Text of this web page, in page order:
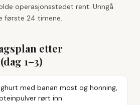
operasjonsstedet rent. Unngå
første 24 timene.
etter
1–3)
med banan most og honning,
rørt inn